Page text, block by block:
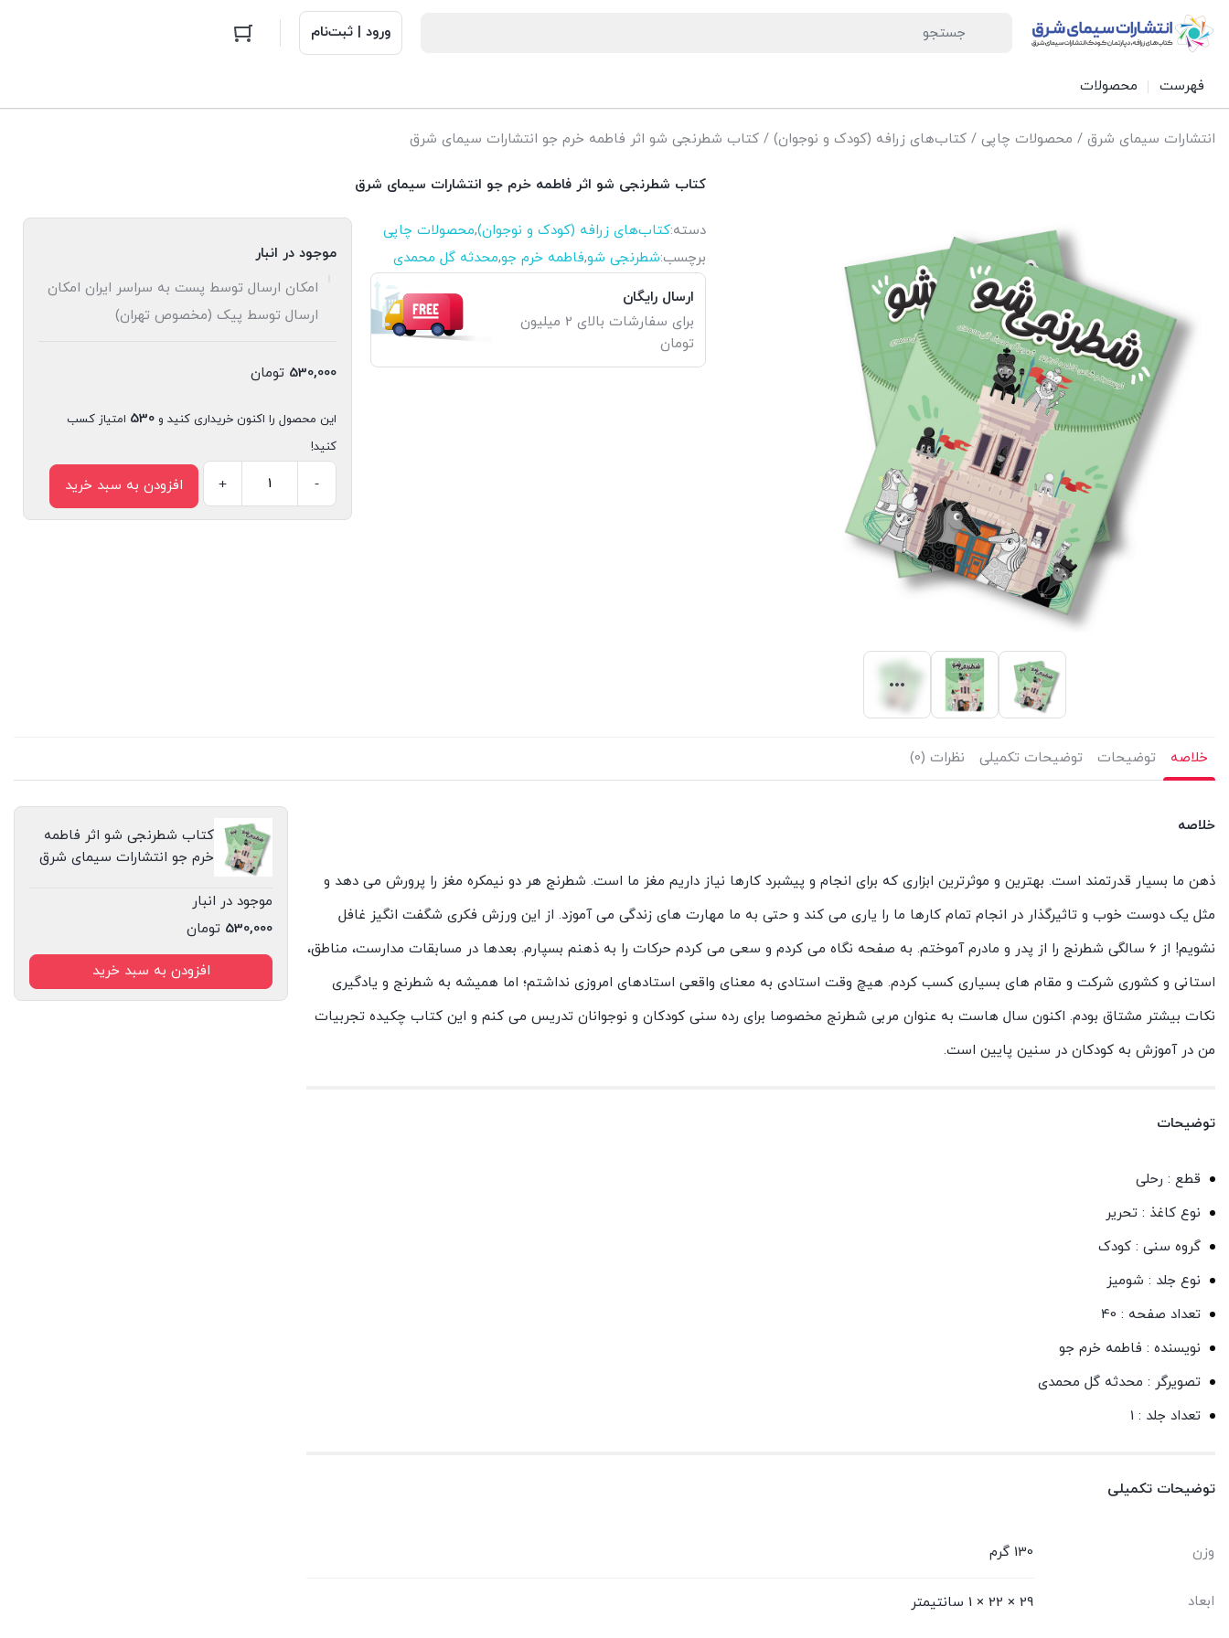
ورود | ثبت‌نام
فهرست محصولات
انتشارات سیمای شرق / محصولات چاپی / کتاب‌های زرافه (کودک و نوجوان) / کتاب شطرنجی شو اثر فاطمه خرم جو انتشارات سیمای شرق
کتاب شطرنجی شو اثر فاطمه خرم جو انتشارات سیمای شرق
دسته:کتاب‌های زرافه (کودک و نوجوان),محصولات چاپی
برچسب:شطرنجی شو,فاطمه خرم جو,محدثه گل محمدی
ارسال رایگان
برای سفارشات بالای 2 میلیون
تومان
موجود در انبار
امکان ارسال توسط پست به سراسر ایران امکان
ارسال توسط پیک (مخصوص تهران)
530,000 تومان
این محصول را اکنون خریداری کنید و 530 امتیاز کسب
کنید!
شطرنجی
-
+ افزودن به سبد خرید
خلاصه توضیحات توضیحات تکمیلی نظرات (0)
خلاصه
ذهن ما بسیار قدرتمند است. بهترین و موثرترین ابزاری که برای انجام و پیشبرد کارها نیاز داریم مغز ما است. شطرنج هر دو نیمکره مغز را پرورش می دهد و
مثل یک دوست خوب و تاثیرگذار در انجام تمام کارها ما را یاری می کند و حتی به ما مهارت های زندگی می آموزد. از این ورزش فکری شگفت انگیز غافل
نشویم! از 6 سالگی شطرنج را از پدر و مادرم آموختم. به صفحه نگاه می کردم و سعی می کردم حرکات را به ذهنم بسپارم. بعدها در مسابقات مدارست، مناطق،
استانی و کشوری شرکت و مقام های بسیاری کسب کردم. هیچ وقت استادی به معنای واقعی استادهای امروزی نداشتم؛ اما همیشه به شطرنج و یادگیری
نکات بیشتر مشتاق بودم. اکنون سال هاست به عنوان مربی شطرنج مخصوصا برای رده سنی کودکان و نوجوانان تدریس می کنم و این کتاب چکیده تجربیات
من در آموزش به کودکان در سنین پایین است.
توضیحات
قطع : رحلی
نوع کاغذ : تحریر
گروه سنی : کودک
نوع جلد : شومیز
تعداد صفحه : 40
نویسنده : فاطمه خرم جو
تصویرگر : محدثه گل محمدی
تعداد جلد : 1
توضیحات تکمیلی
وزن 130 گرم
ابعاد 29 × 22 × 1 سانتیمتر
کتاب شطرنجی شو اثر فاطمه
خرم جو انتشارات سیمای شرق
موجود در انبار
530,000 تومان
افزودن به سبد خرید